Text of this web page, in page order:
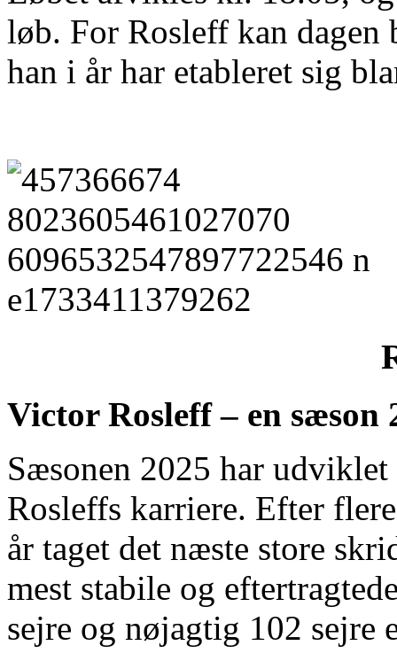
løb. For Rosleff kan
han i år har etableret sig
Victor Rosleff – en sæson
Sæsonen 2025 har
Rosleffs karriere. Efter
år taget det næste store
mest stabile og
sejre og nøjagtig 102 sejre